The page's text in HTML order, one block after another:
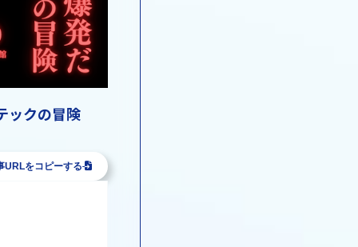
ックの冒険
URLをコピーする